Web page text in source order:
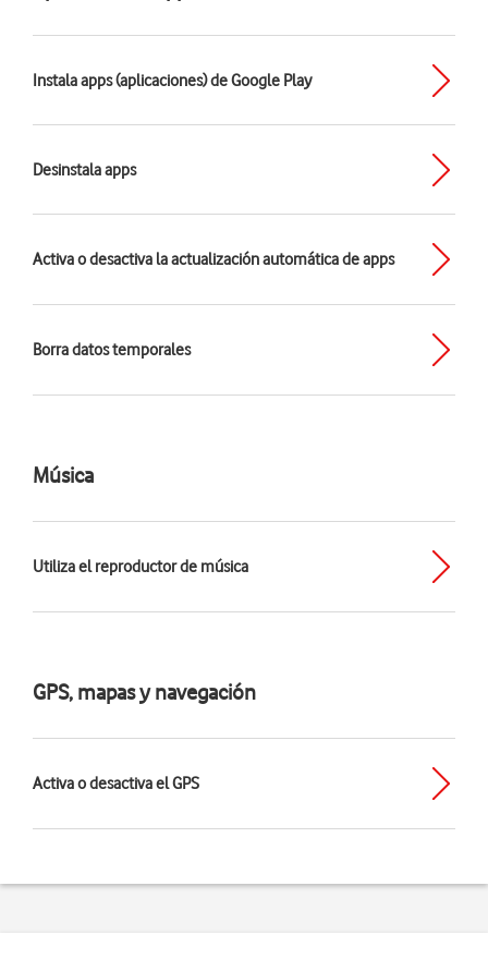
Instala apps (aplicaciones) de Google Play
Desinstala apps
Activa o desactiva la actualización automática de apps
Borra datos temporales
Música
Utiliza el reproductor de música
GPS, mapas y navegación
Activa o desactiva el GPS